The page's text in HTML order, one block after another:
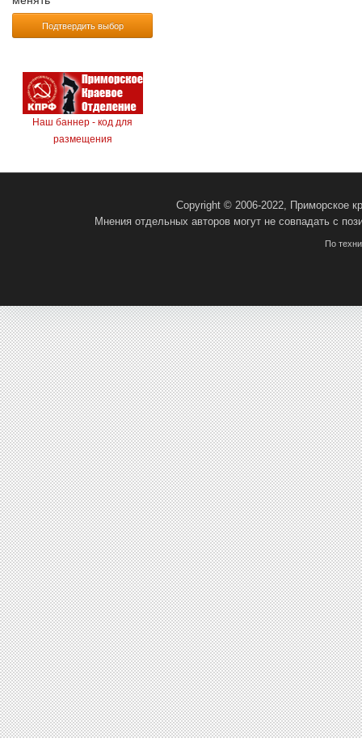
Подтвердить выбор
Наш баннер - код для
размещения
Copyright © 2006-2022, Приморское
Мнения отдельных авторов могут не совпадать с
По